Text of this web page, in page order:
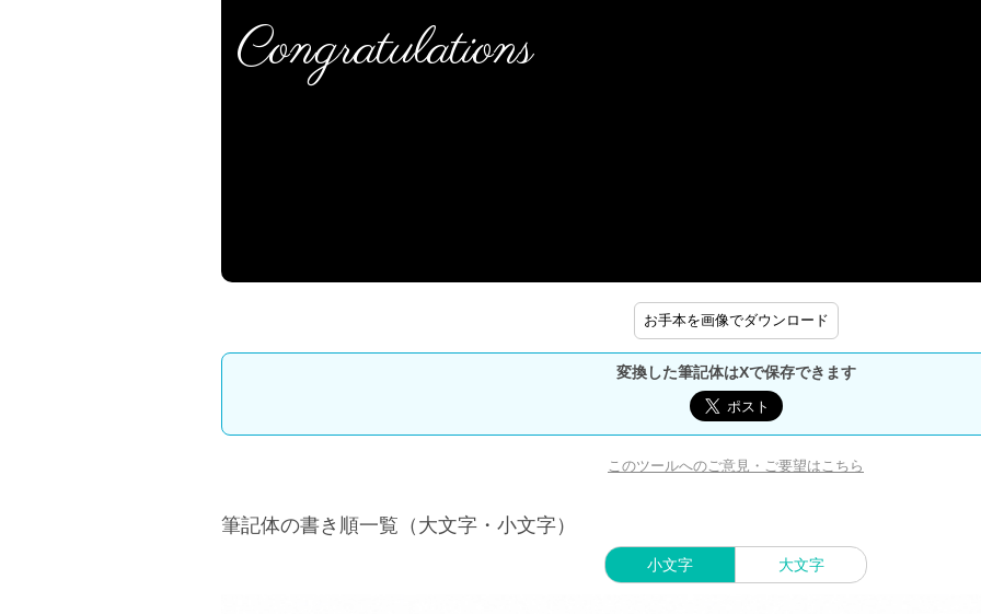
お手本を画像でダウンロード
変換した筆記体はXで保存できます
このツールへのご意見・ご要望はこちら
筆記体の書き順一覧（大文字・小文字）
小文字 大文字